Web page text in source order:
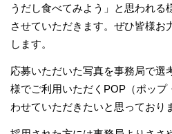
うだし食べてみよう」と思われる
させていただきます。ぜひ皆様お
します。
応募いただいた写真を事務局で選
様でご利用いただくPOP（ポップ
わせていただきたいと思っており